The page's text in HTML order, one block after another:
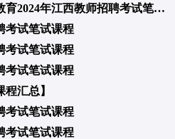
2、【应届生定制课】易公教育2024年江西教师招聘考试笔试辅导课程
考试笔试课程
考试笔试课程
考试笔试课程
汇总】
考试笔试课程
考试笔试课程